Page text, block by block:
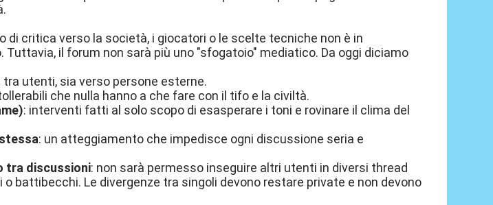
di critica verso la società, i giocatori o le scelte tecniche non è in
il forum non sarà più uno "sfogatoio" mediatico. Da oggi diciamo
tra utenti, sia verso persone esterne.
che nulla hanno a che fare con il tifo e la civiltà.
: interventi fatti al solo scopo di esasperare i toni e rovinare il clima del
: un atteggiamento che impedisce ogni discussione seria e
tra discussioni: non sarà permesso inseguire altri utenti in diversi thread
battibecchi. Le divergenze tra singoli devono restare private e non devono